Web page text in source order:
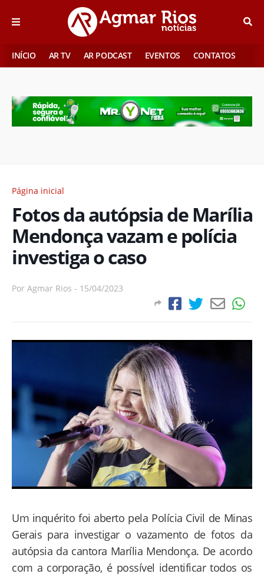
INÍCIO AR TV AR PODCAST EVENTOS CONTATOS
Página inicial
Fotos da autópsia de Marília
Mendonça vazam e polícia
investiga o caso
Por Agmar Rios - 15/04/2023
Um inquérito foi aberto pela Polícia Civil de Minas
Gerais para investigar o vazamento de fotos da
autópsia da cantora Marília Mendonça. De acordo
com a corporação, é possível identificar todos os